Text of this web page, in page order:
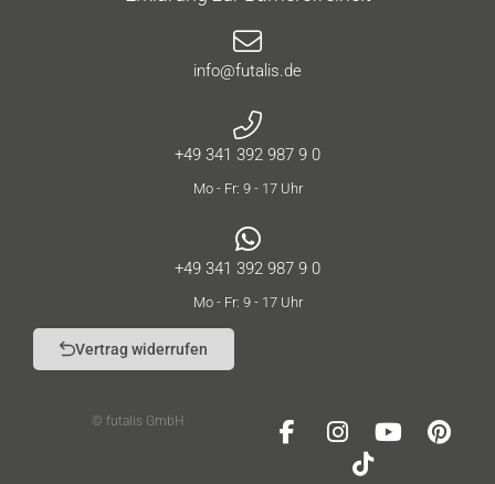
info@futalis.de
+49 341 392 987 9 0
Mo - Fr: 9 - 17 Uhr
+49 341 392 987 9 0
Mo - Fr: 9 - 17 Uhr
Vertrag widerrufen
© futalis GmbH